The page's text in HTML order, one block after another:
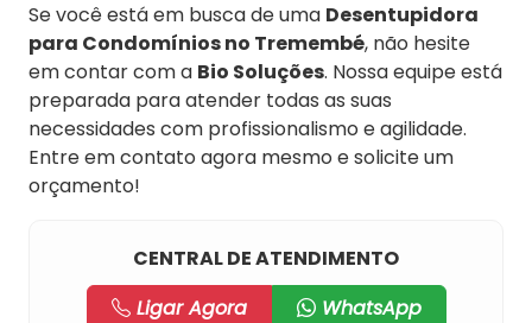
Se você está em busca de uma Desentupidora
para Condomínios no Tremembé, não hesite
em contar com a Bio Soluções. Nossa equipe está
preparada para atender todas as suas
necessidades com profissionalismo e agilidade.
Entre em contato agora mesmo e solicite um
orçamento!
CENTRAL DE ATENDIMENTO
Ligar Agora
WhatsApp